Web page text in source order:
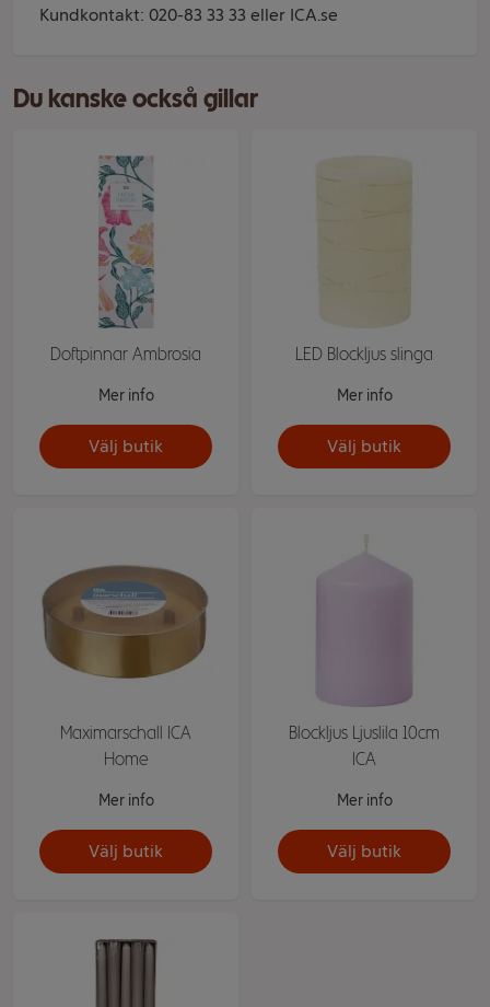
Kundkontakt: 020-83 33 33 eller ICA.se
Du kanske också gillar
Doftpinnar Ambrosia
Mer info
Välj butik
LED Blockljus slinga
Mer info
Välj butik
Maximarschall ICA
Home
Mer info
Välj butik
Blockljus Ljuslila 10cm
ICA
Mer info
Välj butik